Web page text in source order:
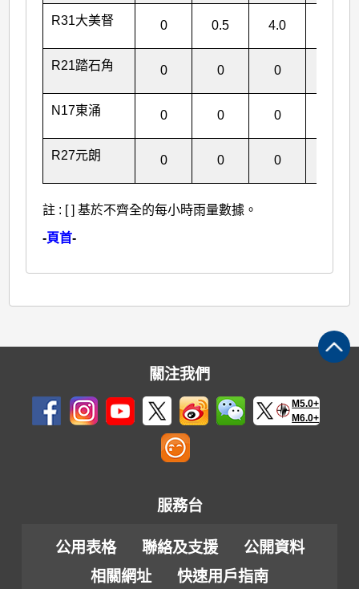
R31大美督 0 0.5 4.0
R21踏石角 0 0 0
N17東涌 0 0 0
R27元朗 0 0 0
註 : [ ] 基於不齊全的每小時雨量數據。
-頁首-
關注我們
M5.0+
M6.0+
服務台
公用表格 聯絡及支援
公開資料
相關網址
快速用戶指南